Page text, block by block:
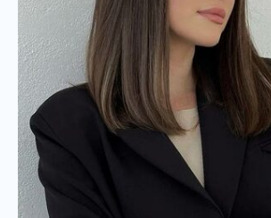
С нами работали:
Депутаты Государственной
Думы Российской
Федерации
Администрация
губернатора Пермского